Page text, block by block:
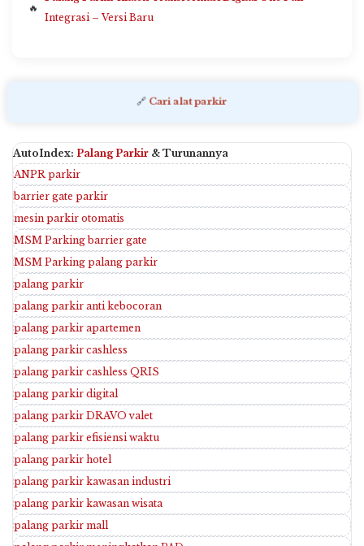
Integrasi – Versi Baru
🔗 Cari alat parkir
AutoIndex: Palang Parkir & Turunannya
ANPR parkir
barrier gate parkir
mesin parkir otomatis
MSM Parking barrier gate
MSM Parking palang parkir
palang parkir
palang parkir anti kebocoran
palang parkir apartemen
palang parkir cashless
palang parkir cashless QRIS
palang parkir digital
palang parkir DRAVO valet
palang parkir efisiensi waktu
palang parkir hotel
palang parkir kawasan industri
palang parkir kawasan wisata
palang parkir mall